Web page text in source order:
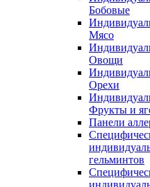
Бобовые
Мясо
Овощи
Орехи
Фрукты и
Панели
гельминтов